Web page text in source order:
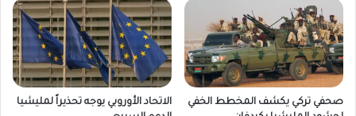
صحفي تركي يكشف المخطط الخفي
الاتحاد الأوروبي يوجه تحذيراً لمليشيا